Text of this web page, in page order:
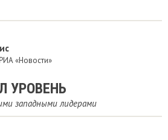
«Новости»
УРОВЕНЬ
западными лидерами